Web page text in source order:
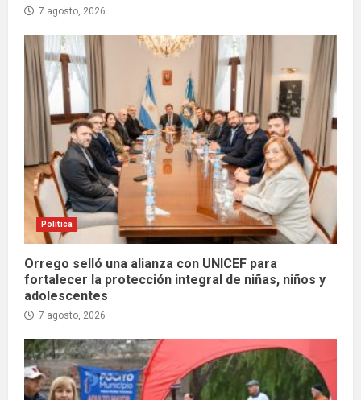
7 agosto, 2026
Política
Orrego selló una alianza con UNICEF para
fortalecer la protección integral de niñas, niños y
adolescentes
7 agosto, 2026